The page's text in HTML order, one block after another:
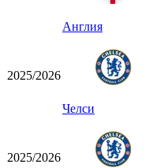
Англия
2025/2026
Челси
2025/2026